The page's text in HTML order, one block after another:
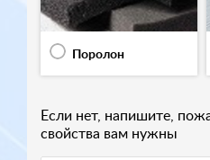
Поролон
Если нет, напишите,
свойства вам нужны